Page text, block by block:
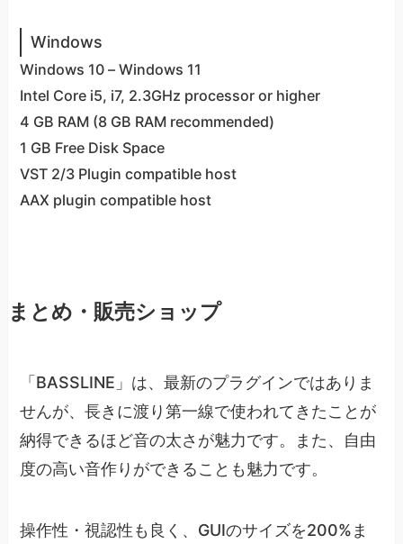
Windows
Windows 10 – Windows 11
Intel Core i5, i7, 2.3GHz processor or higher
4 GB RAM (8 GB RAM recommended)
1 GB Free Disk Space
VST 2/3 Plugin compatible host
AAX plugin compatible host
まとめ・販売ショップ
「BASSLINE」は、最新のプラグインではありま
せんが、長きに渡り第一線で使われてきたことが
納得できるほど音の太さが魅力です。また、自由
度の高い音作りができることも魅力です。
操作性・視認性も良く、GUIのサイズを200%ま